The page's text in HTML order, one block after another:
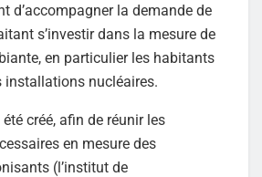
d’accompagner la demande de
s’investir dans la mesure de
en particulier les habitants
installations nucléaires.
créé, afin de réunir les
en mesure des
(l’institut de